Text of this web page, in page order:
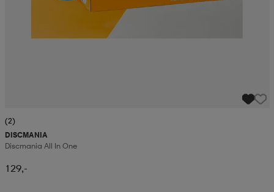
(2)
DISCMANIA
Discmania All In One
129,-